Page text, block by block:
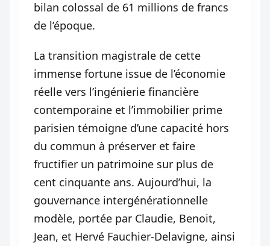
bilan colossal de 61 millions de francs
de l’époque.
La transition magistrale de cette
immense fortune issue de l’économie
réelle vers l’ingénierie financière
contemporaine et l’immobilier prime
parisien témoigne d’une capacité hors
du commun à préserver et faire
fructifier un patrimoine sur plus de
cent cinquante ans. Aujourd’hui, la
gouvernance intergénérationnelle
modèle, portée par Claudie, Benoit,
Jean, et Hervé Fauchier-Delavigne, ainsi